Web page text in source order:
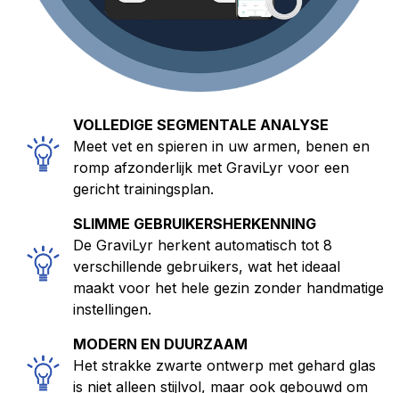
Meet vet en spieren in uw armen, benen en
romp afzonderlijk met GraviLyr voor een
gericht trainingsplan.
De GraviLyr herkent automatisch tot 8
verschillende gebruikers, wat het ideaal
maakt voor het hele gezin zonder handmatige
instellingen.
Het strakke zwarte ontwerp met gehard glas
is niet alleen stijlvol, maar ook gebouwd om
jarenlang dagelijks gebruik te weerstaan.